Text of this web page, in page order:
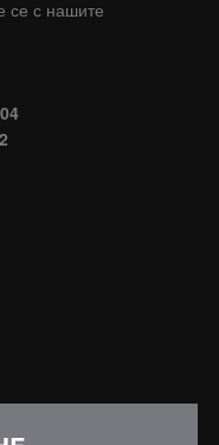
се с нашите